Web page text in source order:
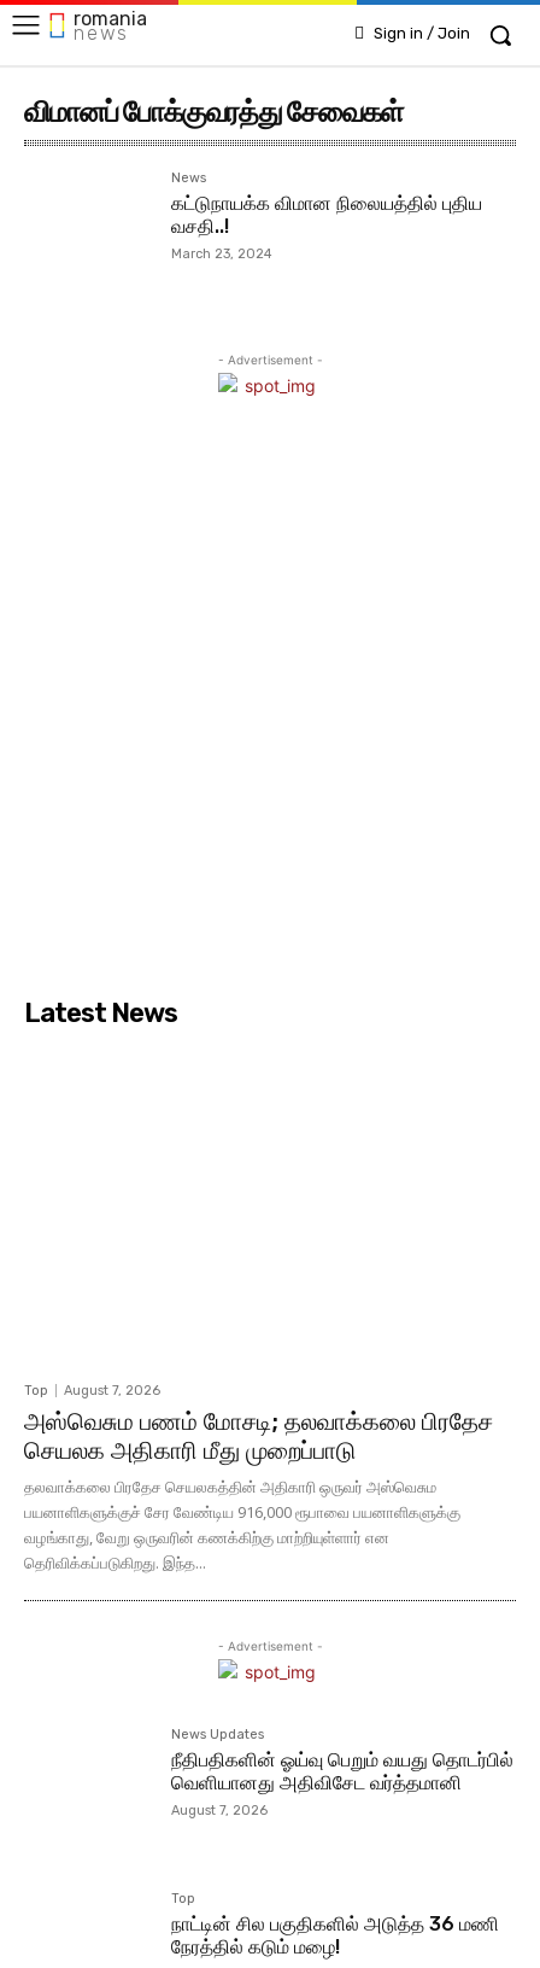
romania
news Sign in / Join
விமானப் போக்குவரத்து சேவைகள்
News
கட்டுநாயக்க விமான நிலையத்தில் புதிய
வசதி..!
March 23, 2024
- Advertisement -
Latest News
Top August 7, 2026
அஸ்வெசும பணம் மோசடி; தலவாக்கலை பிரதேச
செயலக அதிகாரி மீது முறைப்பாடு
தலவாக்கலை பிரதேச செயலகத்தின் அதிகாரி ஒருவர் அஸ்வெசும
பயனாளிகளுக்குச் சேர வேண்டிய 916,000 ரூபாவை பயனாளிகளுக்கு
வழங்காது, வேறு ஒருவரின் கணக்கிற்கு மாற்றியுள்ளார் என
தெரிவிக்கப்படுகிறது. இந்த...
- Advertisement -
News Updates
நீதிபதிகளின் ஓய்வு பெறும் வயது தொடர்பில்
வெளியானது அதிவிசேட வர்த்தமானி
August 7, 2026
Top
நாட்டின் சில பகுதிகளில் அடுத்த 36 மணி
நேரத்தில் கடும் மழை!